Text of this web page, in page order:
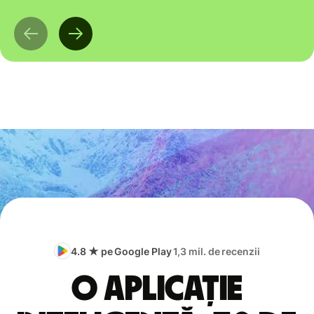
4.8 ★ pe Google Play1,3 mil. de recenzii
O aplicație